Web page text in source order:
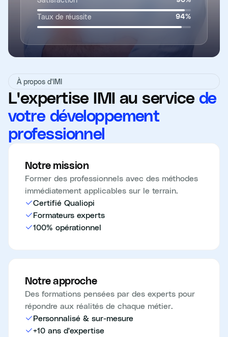
Taux de réussite 94%
À propos d'IMI
L'expertise IMI au service de
votre développement
professionnel
Notre mission
Former des professionnels avec des méthodes
immédiatement applicables sur le terrain.
Certifié Qualiopi
Formateurs experts
100% opérationnel
Notre approche
Des formations pensées par des experts pour
répondre aux réalités de chaque métier.
Personnalisé & sur-mesure
+10 ans d'expertise